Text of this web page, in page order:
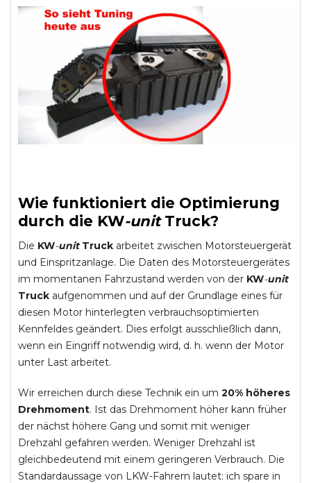
Wie funktioniert die Optimierung
durch die KW-unit Truck?
Die KW-unit Truck arbeitet zwischen Motorsteuergerät
und Einspritzanlage. Die Daten des Motorsteuergerätes
im momentanen Fahrzustand werden von der KW-unit
Truck aufgenommen und auf der Grundlage eines für
diesen Motor hinterlegten verbrauchsoptimierten
Kennfeldes geändert. Dies erfolgt ausschließlich dann,
wenn ein Eingriff notwendig wird, d. h. wenn der Motor
unter Last arbeitet.
Wir erreichen durch diese Technik ein um 20% höheres
Drehmoment. Ist das Drehmoment höher kann früher
der nächst höhere Gang und somit mit weniger
Drehzahl gefahren werden. Weniger Drehzahl ist
gleichbedeutend mit einem geringeren Verbrauch. Die
Standardaussage von LKW-Fahrern lautet: ich spare in